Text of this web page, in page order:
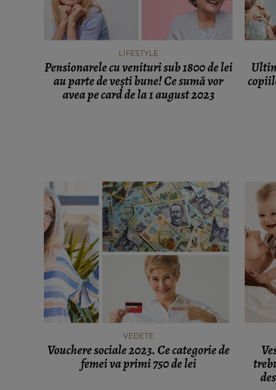
LIFESTYLE
Pensionarele cu venituri sub 1800 de lei
au parte de vești bune! Ce sumă vor
avea pe card de la 1 august 2023
VEDETE
Vouchere sociale 2023. Ce categorie de
femei va primi 750 de lei